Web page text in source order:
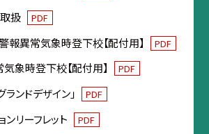
扱 PDF
報異常気象時登下校【配付用】 PDF
象時登下校【配付用】 PDF
ンドデザイン」 PDF
リーフレット PDF